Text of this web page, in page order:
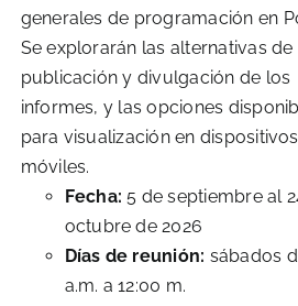
generales de programación en
Se explorarán las alternativas de
publicación y divulgación de los
informes, y las opciones
para visualización en dispositivos
móviles.
Fecha: 5 de septiembre al
octubre de 2026
Días de reunión: sábados
a.m. a 12:00 m.